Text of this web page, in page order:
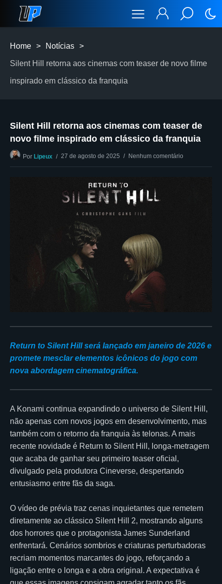
Home > Notícias >
Silent Hill retorna aos cinemas com teaser de novo filme
inspirado em clássico da franquia
Silent Hill retorna aos cinemas com teaser de
novo filme inspirado em clássico da franquia
Por Lipeux 27 de agosto de 2025 Nenhum comentário
Return to Silent Hill será lançado em janeiro de 2026 e
promete mesclar elementos icônicos do jogo com
nova abordagem cinematográfica.
A Konami continua expandindo o universo de Silent Hill,
não apenas com novos jogos em desenvolvimento, mas
também com o retorno da franquia às telonas. A mais
recente novidade é Return to Silent Hill, longa-metragem
que acaba de ganhar seu primeiro teaser oficial,
divulgado pela produtora Cineverse, despertando
entusiasmo entre fãs da saga.
O vídeo de prévia traz cenas inquietantes que remetem
diretamente ao clássico Silent Hill 2, mostrando alguns
dos horrores que o protagonista James Sunderland
enfrentará. Cenários sombrios e criaturas perturbadoras
recriam momentos marcantes do jogo, reforçando a
ligação entre o longa e a obra original. A expectativa é